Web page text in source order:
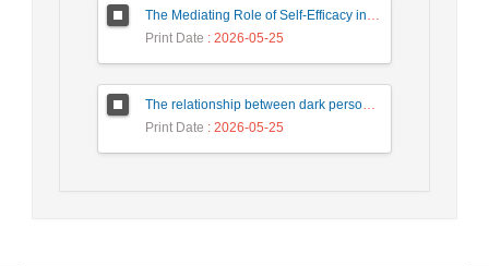
The Mediating Role of Self-Efficacy in the Relationship Between Psychological Birth Order and Family Atmosphere with Prosocial Behaviors in Students
Print Date : 2026-05-25
The relationship between dark personality traits and addiction to virtual social networks with the mediating role of coping styles
Print Date : 2026-05-25